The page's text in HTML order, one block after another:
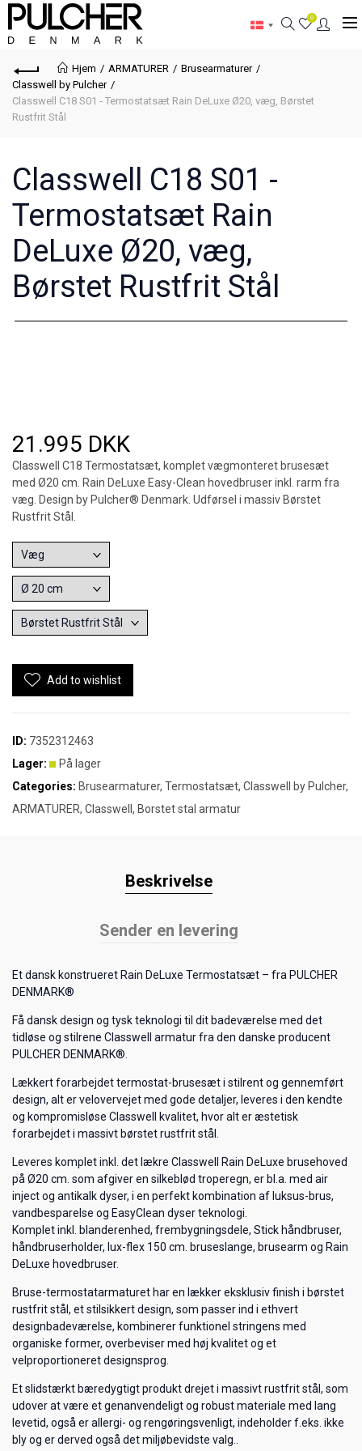
0
Hjem ARMATURER
Brusearmaturer
Classwell by Pulcher
Classwell C18 S01 - Termostatsæt Rain DeLuxe Ø20, væg, Børstet
Rustfrit Stål
Classwell C18 S01 -
Termostatsæt Rain
DeLuxe Ø20, væg,
Børstet Rustfrit Stål
21.995 DKK
Classwell C18 Termostatsæt, komplet vægmonteret brusesæt
med Ø20 cm. Rain DeLuxe Easy-Clean hovedbruser inkl. rarm fra
væg. Design by Pulcher® Denmark. Udførsel i massiv Børstet
Rustfrit Stål.
Add to wishlist
ID: 7352312463
Lager:
På lager
Categories: Brusearmaturer, Termostatsæt, Classwell by Pulcher,
ARMATURER, Classwell , Borstet stal armatur
Beskrivelse
Sender en levering
Et dansk konstrueret Rain DeLuxe Termostatsæt – fra PULCHER
DENMARK®
Få dansk design og tysk teknologi til dit badeværelse med det
tidløse og stilrene Classwell armatur fra den danske producent
PULCHER DENMARK®.
Lækkert forarbejdet termostat-brusesæt i stilrent og gennemført
design, alt er velovervejet med gode detaljer, leveres i den kendte
og kompromisløse Classwell kvalitet, hvor alt er æstetisk
forarbejdet i massivt børstet rustfrit stål.
Leveres komplet inkl. det lækre Classwell Rain DeLuxe brusehoved
på Ø20 cm. som afgiver en silkeblød troperegn, er bl.a. med air
inject og antikalk dyser, i en perfekt kombination af luksus-brus,
vandbesparelse og EasyClean dyser teknologi.
Komplet inkl. blanderenhed, frembygningsdele, Stick håndbruser,
håndbruserholder, lux-flex 150 cm. bruseslange, brusearm og Rain
DeLuxe hovedbruser.
Bruse-termostatarmaturet har en lækker eksklusiv finish i børstet
rustfrit stål, et stilsikkert design, som passer ind i ethvert
designbadeværelse, kombinerer funktionel stringens med
organiske former, overbeviser med høj kvalitet og et
velproportioneret designsprog.
Et slidstærkt bæredygtigt produkt drejet i massivt rustfrit stål, som
udover at være et genanvendeligt og robust materiale med lang
levetid, også er allergi- og rengøringsvenligt, indeholder f.eks. ikke
bly og er derved også det miljøbevidste valg..